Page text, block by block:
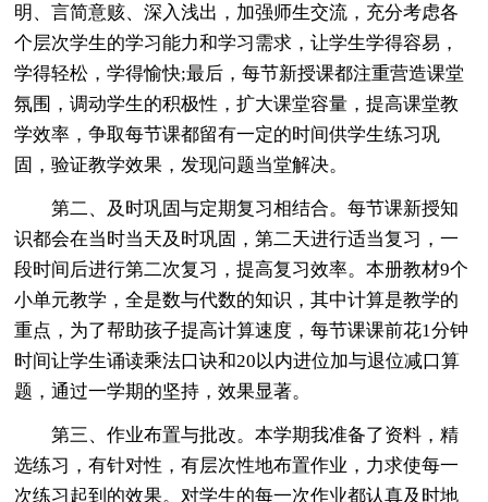
明、言简意赅、深入浅出，加强师生交流，充分考虑各
个层次学生的学习能力和学习需求，让学生学得容易，
学得轻松，学得愉快;最后，每节新授课都注重营造课堂
氛围，调动学生的积极性，扩大课堂容量，提高课堂教
学效率，争取每节课都留有一定的时间供学生练习巩
固，验证教学效果，发现问题当堂解决。
第二、及时巩固与定期复习相结合。每节课新授知
识都会在当时当天及时巩固，第二天进行适当复习，一
段时间后进行第二次复习，提高复习效率。本册教材9个
小单元教学，全是数与代数的知识，其中计算是教学的
重点，为了帮助孩子提高计算速度，每节课课前花1分钟
时间让学生诵读乘法口诀和20以内进位加与退位减口算
题，通过一学期的坚持，效果显著。
第三、作业布置与批改。本学期我准备了资料，精
选练习，有针对性，有层次性地布置作业，力求使每一
次练习起到的效果。对学生的每一次作业都认真及时地